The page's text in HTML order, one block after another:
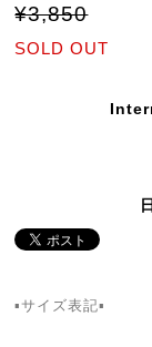
¥3,850
SOLD OUT
▪️サイズ表記▪️